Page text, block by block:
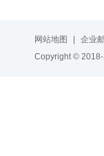
网站地图 企业
Copyright © 2018-